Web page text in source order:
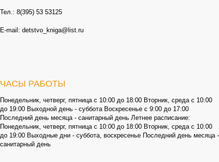
Тел.: 8(395) 53 53125
E-mail: detstvo_kniga@list.ru
ЧАСЫ РАБОТЫ
Понедельник, четверг, пятница с 10:00 до 18:00 Вторник, среда с 10:00
до 19:00 Выходной день - суббота Воскресенье с 9:00 до 17:00
Последний день месяца - санитарный день Летнее расписание:
Понедельник, четверг, пятница с 10:00 до 18:00 Вторник, среда с 10:00
до 19:00 Выходные дни - суббота, воскресенье Последний день месяца -
санитарный день